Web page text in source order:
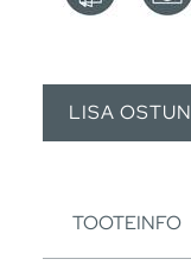
LISA
TOOTEINFO